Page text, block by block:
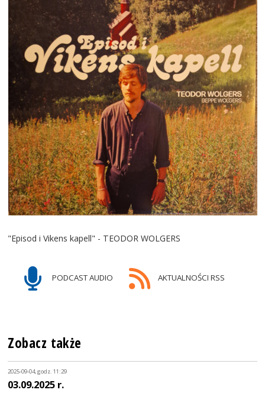
"Episod i Vikens kapell" - TEODOR WOLGERS
PODCAST AUDIO AKTUALNOŚCI RSS
Zobacz także
2025-09-04, godz. 11:29
03.09.2025 r.